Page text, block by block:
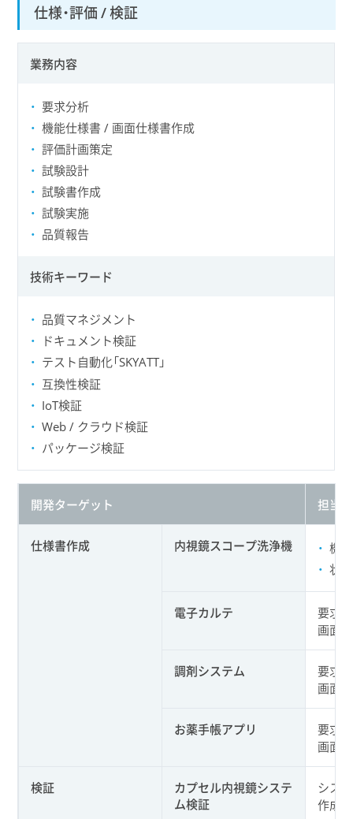
仕様・評価 / 検証
業務内容
要求分析
機能仕様書 / 画面仕様書作成
評価計画策定
試験設計
試験書作成
試験実施
品質報告
技術キーワード
品質マネジメント
ドキュメント検証
テスト自動化「SKYATT」
互換性検証
IoT検証
Web / クラウド検証
パッケージ検証
開発ターゲット 担当
仕様書作成 内視鏡スコープ洗浄機
機
状
電子カルテ
要求
画面
調剤システム
要求
画面
お薬手帳アプリ
要求
画面
検証
カプセル内視鏡システ
ム検証
シス
作成、